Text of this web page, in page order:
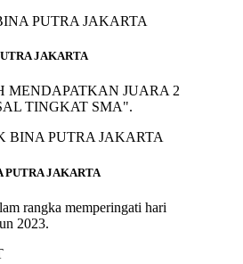
JAKARTA
MENDAPATKAN JUARA 2
TINGKAT SMA".
PUTRA JAKARTA
rangka memperingati hari
2023.